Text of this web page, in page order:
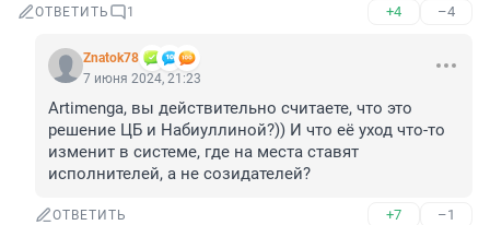
ОТВЕТИТЬ 1 +4 –4
Znatok78
7 июня 2024, 21:23
Artimenga, вы действительно считаете, что это
решение ЦБ и Набиуллиной?)) И что её уход что-то
изменит в системе, где на места ставят
исполнителей, а не созидателей?
ОТВЕТИТЬ +7 –1